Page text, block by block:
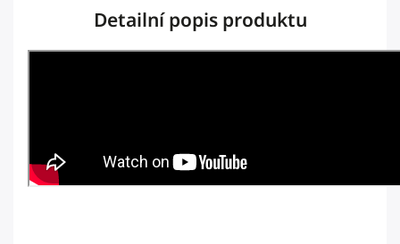
Detailní popis produktu